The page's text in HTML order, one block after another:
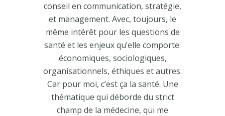
conseil en communication, stratégie,
et management. Avec, toujours, le
même intérêt pour les questions de
santé et les enjeux qu’elle comporte:
économiques, sociologiques,
organisationnels, éthiques et autres.
Car pour moi, c’est ça la santé. Une
thématique qui déborde du strict
champ de la médecine, qui me